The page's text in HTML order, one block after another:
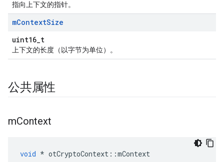
指向上下文的指针。
mContextSize
uint16_t
上下文的长度（以字节为单位）。
公共属性
mContext
void * otCryptoContext ::mContext